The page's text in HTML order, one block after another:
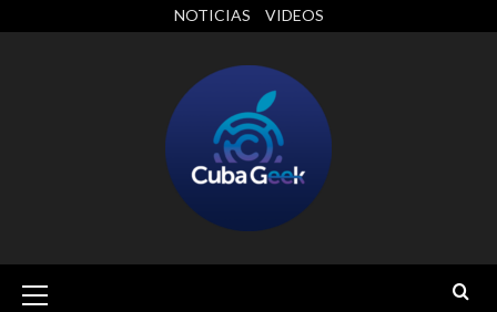
NOTICIAS VIDEOS